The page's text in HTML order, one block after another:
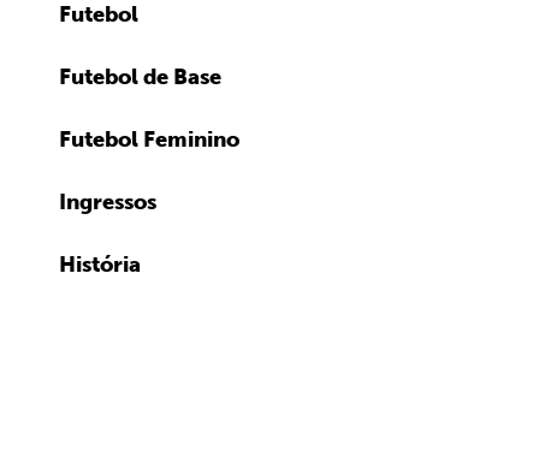
Futebol
Futebol de Base
Futebol Feminino
Ingressos
História